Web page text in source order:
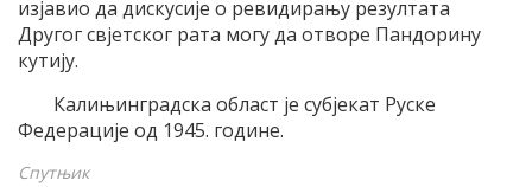
изјавио да дискусије о ревидирању резултата
Другог свјетског рата могу да отворе Пандорину
кутију.
Калињинградска област је субјекат Руске
Федерације од 1945. године.
Спутњик